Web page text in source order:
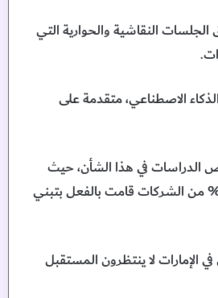
الجلسات النقاشية والحوارية التي
الاصطناعي، متقدمة على
الدراسات في هذا الشأن، حيث
من الشركات العاملة في الدولة أن الذكاء الاصطناعي يمثل محركاً رئيسياً للنمو المستقبلي، و42% من الشركات قامت بالفعل بتبني
الإمارات لا ينتظرون المستقبل